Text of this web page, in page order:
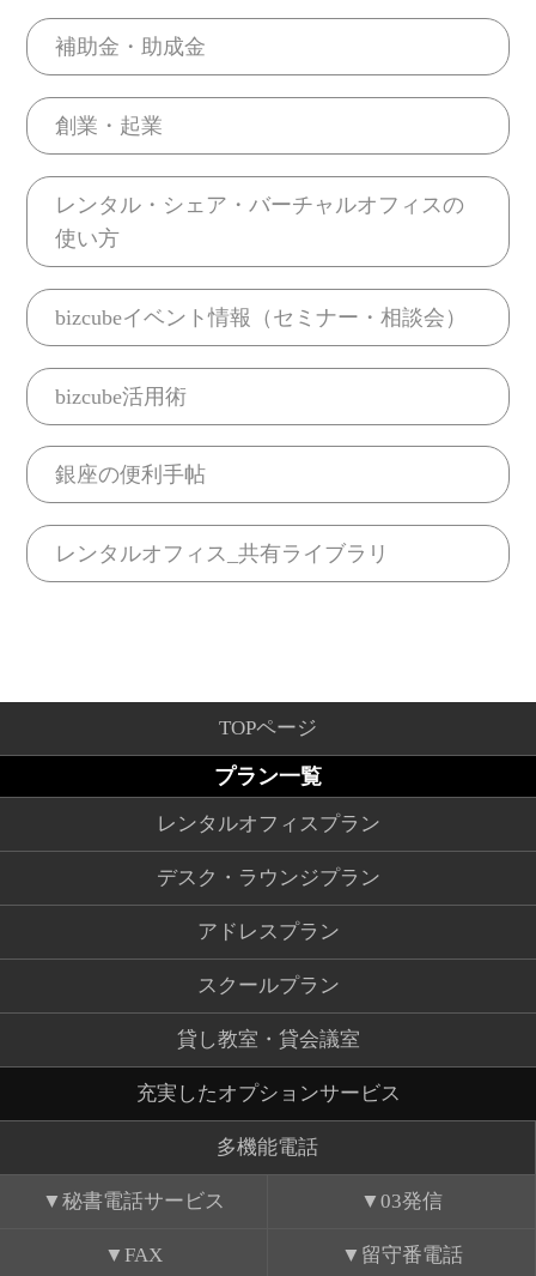
補助金・助成金
創業・起業
レンタル・シェア・バーチャルオフィスの
使い方
bizcubeイベント情報（セミナー・相談会）
bizcube活用術
銀座の便利手帖
レンタルオフィス_共有ライブラリ
TOPページ
プラン一覧
レンタルオフィスプラン
デスク・ラウンジプラン
アドレスプラン
スクールプラン
貸し教室・貸会議室
充実したオプションサービス
多機能電話
秘書電話サービス 03発信
FAX 留守番電話